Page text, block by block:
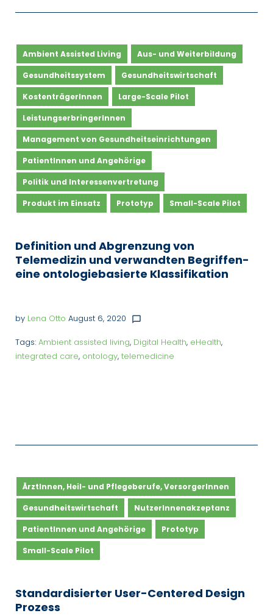
Ambient Assisted Living Aus- und Weiterbildung
Gesundheitssystem Gesundheitswirtschaft
KostenträgerInnen Large-Scale Pilot
LeistungserbringerInnen
Management von Gesundheitseinrichtungen
PatientInnen und Angehörige
Politik und Interessenvertretung
Produkt im Einsatz Prototyp Small-Scale Pilot
Definition und Abgrenzung von
Telemedizin und verwandten Begriffen-
eine ontologiebasierte Klassifikation
by Lena Otto August 6, 2020 chat_bubble_outline
Tags: Ambient assisted living, Digital Health, eHealth,
integrated care, ontology, telemedicine
ÄrztInnen, Heil- und Pflegeberufe, VersorgerInnen
Gesundheitswirtschaft NutzerInnenakzeptanz
PatientInnen und Angehörige Prototyp
Small-Scale Pilot
Standardisierter User-Centered Design
Prozess